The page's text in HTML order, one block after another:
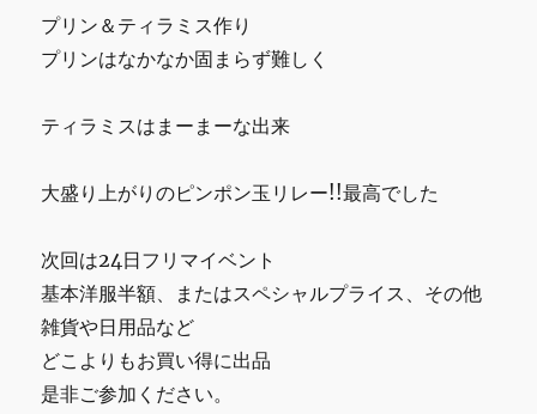
し
プリン＆ティラミス作り
プリンはなかなか固まらず難しく
ティラミスはまーまーな出来
大盛り上がりのピンポン玉リレー!!最高でした
次回は24日フリマイベント
基本洋服半額、またはスペシャルプライス、その他
雑貨や日用品など
どこよりもお買い得に出品
是非ご参加ください。